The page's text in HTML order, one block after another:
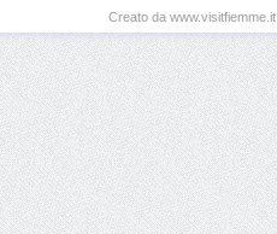
Creato da www.visitfiemme.it